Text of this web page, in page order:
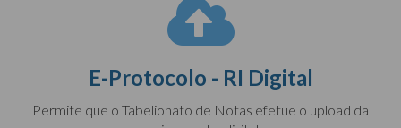
E-Protocolo - RI Digital
Permite que o Tabelionato de Notas efetue o upload da